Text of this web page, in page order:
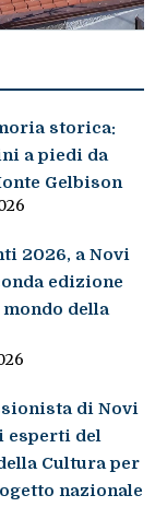
storica:
a piedi da
Gelbison
2026, a Novi
edizione
della
di Novi
esperti del
Cultura per
nazionale